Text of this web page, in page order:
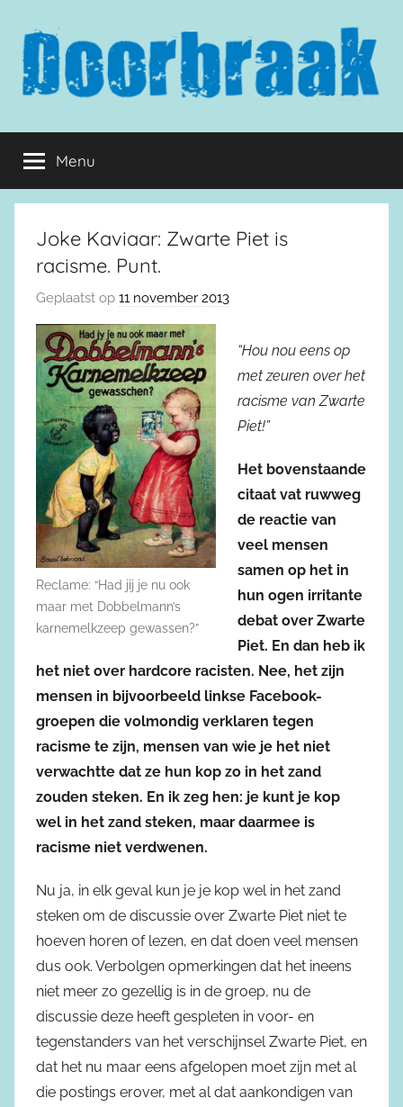
inhoud
springen
Doorbraak.eu
Menu
Joke Kaviaar: Zwarte Piet is
racisme. Punt.
Geplaatst op 11 november 2013
Reclame: “Had jij je nu ook
maar met Dobbelmann’s
karnemelkzeep gewassen?”
“Hou nou eens op
met zeuren over het
racisme van Zwarte
Piet!”
Het bovenstaande
citaat vat ruwweg
de reactie van
veel mensen
samen op het in
hun ogen irritante
debat over Zwarte
Piet. En dan heb ik
het niet over hardcore racisten. Nee, het zijn
mensen in bijvoorbeeld linkse Facebook-
groepen die volmondig verklaren tegen
racisme te zijn, mensen van wie je het niet
verwachtte dat ze hun kop zo in het zand
zouden steken. En ik zeg hen: je kunt je kop
wel in het zand steken, maar daarmee is
racisme niet verdwenen.
Nu ja, in elk geval kun je je kop wel in het zand
steken om de discussie over Zwarte Piet niet te
hoeven horen of lezen, en dat doen veel mensen
dus ook. Verbolgen opmerkingen dat het ineens
niet meer zo gezellig is in de groep, nu de
discussie deze heeft gespleten in voor- en
tegenstanders van het verschijnsel Zwarte Piet, en
dat het nu maar eens afgelopen moet zijn met al
die postings erover, met al dat aankondigen van